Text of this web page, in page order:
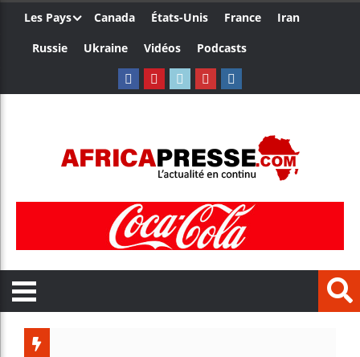
Les Pays Canada États-Unis France
Iran
Russie
Ukraine Vidéos Podcasts